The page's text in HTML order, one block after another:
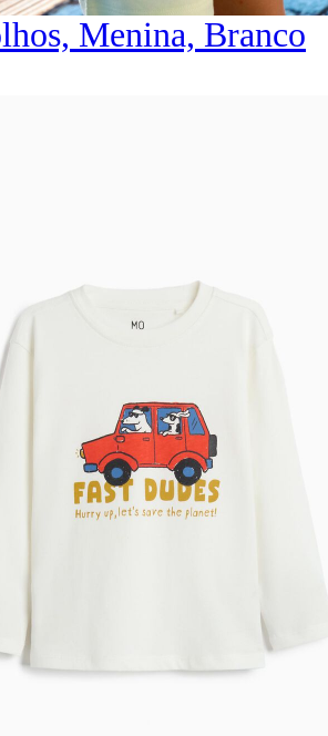
Menina, Branco